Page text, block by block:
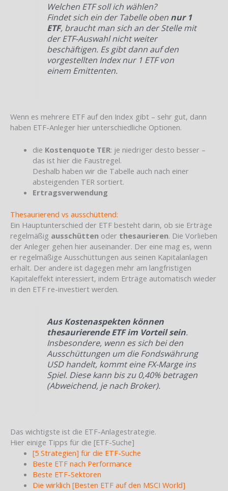
Welchen ETF soll ich wählen?
Findet sich ein der Tabelle oben nur 1
ETF, braucht man sich an der Stelle mit
der ETF-Auswahl nicht weiter
beschäftigen. Es gibt dann auf den
vorgestellten Index nur 1 ETF von
einem Emittenten.
Wenn es mehrere ETF auf den Index gibt – sehr gut, dann
haben ETF-Anleger hier unterschiedliche Optionen.
die Kostenquote TER: je niedriger desto besser –
das ist hier die Faustregel.
Deshalb haben wir die Tabelle auch nach einer
absteigenden TER sortiert.
Ertragsverwendung
Thesaurierend vs ausschüttend:
Ein Hauptunterschied der ETF besteht darin, ob sie Erträge
regelmäßig ausschütten oder thesaurieren. Die Vorlieben
der Anleger gehen hier auseinander. Der eine mag es, wenn
er regelmäßige Ausschüttungen aus seinen Kapitalanlagen
erhält. Der andere ist dagegen mehr am langfristigen
Kapitaleffekt interessiert, indem Erträge automatisch wieder
in den ETF re-investiert werden.
Aus Kostenaspekten können
thesaurierende ETF im Vorteil sein.
Insbesondere, wenn es sich bei den
Ausschüttungen um die Fondswährung
USD handelt, kommt eine FX-Marge ins
Spiel. Diese kann bis zu 0,40% betragen
(Abweichend, je nach Broker).
Das wichtigste ist die ETF-Anlagestrategie.
Hier einige Tipps für die [ETF-Suche]
[5 Strategien] für die ETF-Suche
Beste ETF nach Performance
Beste ETF-Sektoren
Die wirklich [Besten ETF auf den MSCI World]